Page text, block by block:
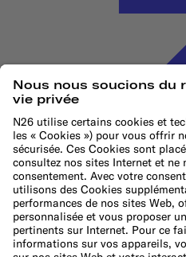
Politique en matière de cookies